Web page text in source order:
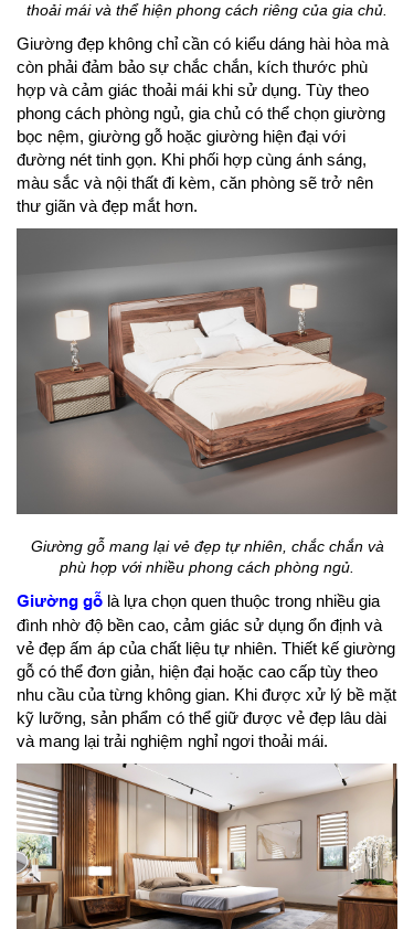
thoải mái và thể hiện phong cách riêng của gia chủ.
Giường đẹp không chỉ cần có kiểu dáng hài hòa mà
còn phải đảm bảo sự chắc chắn, kích thước phù
hợp và cảm giác thoải mái khi sử dụng. Tùy theo
phong cách phòng ngủ, gia chủ có thể chọn giường
bọc nệm, giường gỗ hoặc giường hiện đại với
đường nét tinh gọn. Khi phối hợp cùng ánh sáng,
màu sắc và nội thất đi kèm, căn phòng sẽ trở nên
thư giãn và đẹp mắt hơn.
Giường gỗ mang lại vẻ đẹp tự nhiên, chắc chắn và
phù hợp với nhiều phong cách phòng ngủ.
Giường gỗ là lựa chọn quen thuộc trong nhiều gia
đình nhờ độ bền cao, cảm giác sử dụng ổn định và
vẻ đẹp ấm áp của chất liệu tự nhiên. Thiết kế giường
gỗ có thể đơn giản, hiện đại hoặc cao cấp tùy theo
nhu cầu của từng không gian. Khi được xử lý bề mặt
kỹ lưỡng, sản phẩm có thể giữ được vẻ đẹp lâu dài
và mang lại trải nghiệm nghỉ ngơi thoải mái.